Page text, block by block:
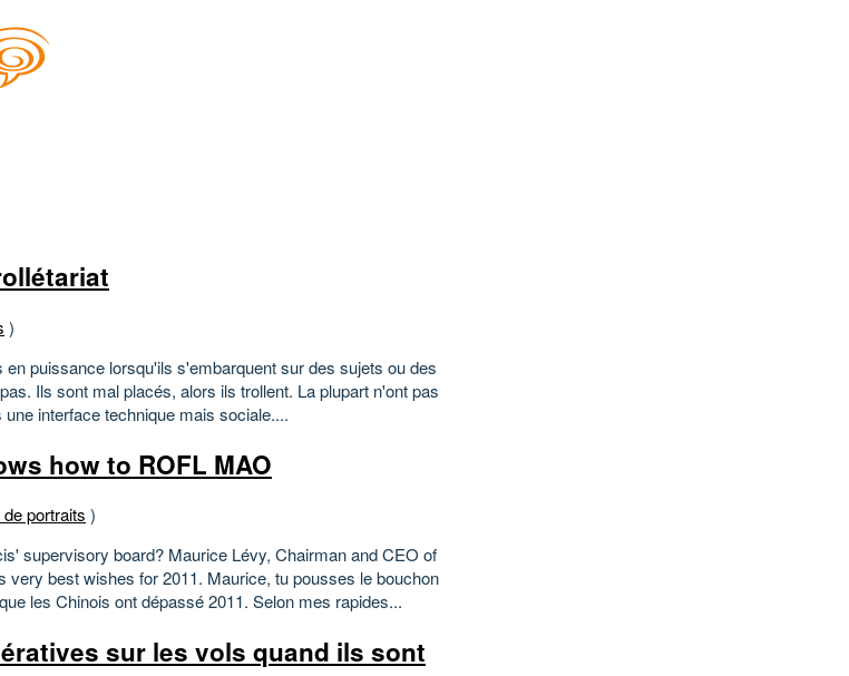
)
puissance lorsqu'ils s'embarquent sur des sujets ou des
Ils sont mal placés, alors ils trollent. La plupart n'ont pas
interface technique mais sociale....
how to ROFL MAO
portraits )
supervisory board? Maurice Lévy, Chairman and CEO of
very best wishes for 2011. Maurice, tu pousses le bouchon
les Chinois ont dépassé 2011. Selon mes rapides...
sur les vols quand ils sont